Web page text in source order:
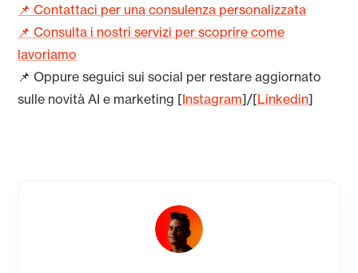
📌 Contattaci per una consulenza personalizzata
📌 Consulta i nostri servizi per scoprire come
lavoriamo
📌 Oppure seguici sui social per restare aggiornato
sulle novità AI e marketing [Instagram]/[Linkedin]